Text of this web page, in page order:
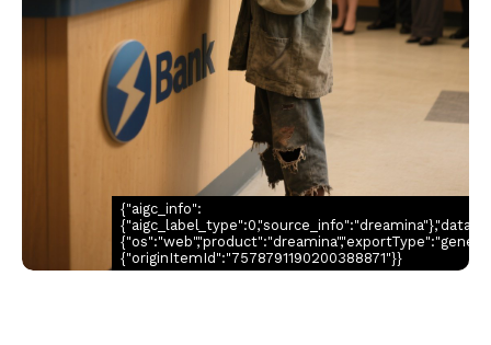
{"aigc_info":
{"aigc_label_type":0,"source_info":"dreamina"},"data":
{"originItemId":"7578791190200388871"}}